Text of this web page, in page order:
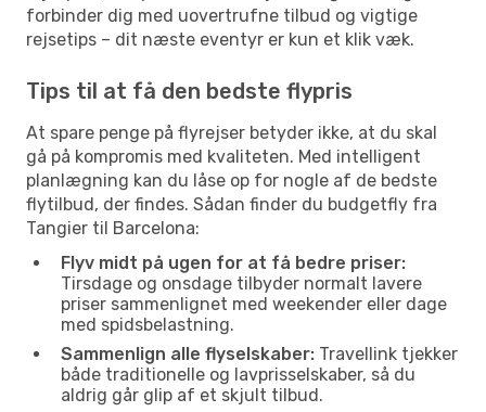
forbinder dig med uovertrufne tilbud og vigtige
rejsetips – dit næste eventyr er kun et klik væk.
Tips til at få den bedste flypris
At spare penge på flyrejser betyder ikke, at du skal
gå på kompromis med kvaliteten. Med intelligent
planlægning kan du låse op for nogle af de bedste
flytilbud, der findes. Sådan finder du budgetfly fra
Tangier til Barcelona:
Flyv midt på ugen for at få bedre priser:
Tirsdage og onsdage tilbyder normalt lavere
priser sammenlignet med weekender eller dage
med spidsbelastning.
Sammenlign alle flyselskaber: Travellink tjekker
både traditionelle og lavprisselskaber, så du
aldrig går glip af et skjult tilbud.